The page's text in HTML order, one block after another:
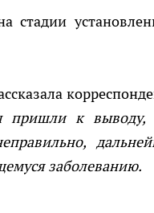
пришли к выводу,
заболеванию.